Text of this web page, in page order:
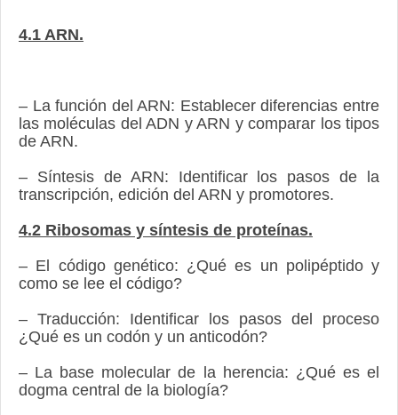
4.1 ARN.
– La función del ARN: Establecer diferencias entre
las moléculas del ADN y ARN y comparar los tipos
de ARN.
– Síntesis de ARN: Identificar los pasos de la
transcripción, edición del ARN y promotores.
4.2 Ribosomas y síntesis de proteínas.
– El código genético: ¿Qué es un polipéptido y
como se lee el código?
– Traducción: Identificar los pasos del proceso
¿Qué es un codón y un anticodón?
– La base molecular de la herencia: ¿Qué es el
dogma central de la biología?